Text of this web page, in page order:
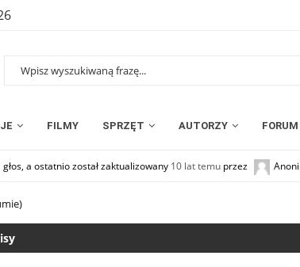
FILMY SPRZĘT AUTORZY FORUM
a ostatnio został zaktualizowany 10 lat temu przez